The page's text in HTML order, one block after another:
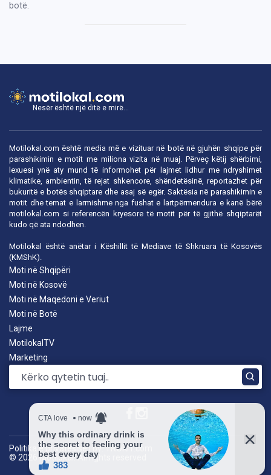
botë.
Nesër është një ditë e mirë...
Motilokal.com është media më e vizituar në botë në gjuhën shqipe për
parashikimin e motit me miliona vizita në muaj. Përveç këtij shërbimi,
lexuesi ynë aty mund të informohet për lajmet lidhur me ndryshimet
klimatike, ambientin, të rejat shkencore, shëndetësinë, reportazhet për
bukuritë e botës shqiptare dhe asaj së egër. Saktësia në parashikimin e
motit dhe temat e larmishme nga fushat e lartpërmendura e kanë bërë
motilokal.com si referencën kryesore të motit për të gjithë shqiptarët
kudo që ata ndodhen.
Motilokal është anëtar i Këshillit të Mediave të Shkruara të Kosovës
(KMShK).
Moti në Shqipëri
Moti në Kosovë
Moti në Maqedoni e Veriut
Moti në Botë
Lajme
MotilokalTV
Marketing
© 2026 Motilokal. All rights reserved
Politika e privatësisë| by: TROKIT.com